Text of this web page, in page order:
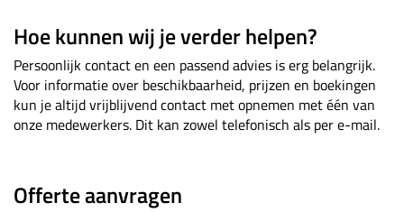
Hoe kunnen wij je verder helpen?
Persoonlijk contact en een passend advies is erg belangrijk.
Voor informatie over beschikbaarheid, prijzen en boekingen
kun je altijd vrijblijvend contact met opnemen met één van
onze medewerkers. Dit kan zowel telefonisch als per e-mail.
Offerte aanvragen